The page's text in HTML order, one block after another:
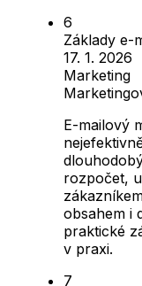
Základy e-
17. 1. 2026
Marketing
E-mailový
rozpočet,
obsahem i
praktické
v praxi.